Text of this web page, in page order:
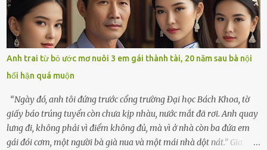
con đi biển hai ngày, để nó được ngắm sóng, nghịch cát. Về chắc nó
sẽ kể cho em nghe cả tuần không hết chuyện.” – Ông Minh cười
hiền, vuốt tóc vợ. Bà Hạnh nhìn chồng và con gái ríu rít chuẩn bị mà
lòng cũng rộn ràng. Bà vốn ít có dịp đi xa vì còn bận buôn bán ở chợ,
nên lần này cũng đành ở nhà. Thảo ôm chầm lấy mẹ trước khi đi:
“Con sẽ nhặt thật nhiều vỏ sò cho mẹ nhé!” Chiếc xe khách lăn
bánh rời khỏi bến...
Anh trai từ bỏ ước mơ nuôi 3 em gái thành tài, 20 năm sau bà nội
hối hận quá muộn
“Ngày đó, anh tôi đứng trước cổng trường Đại học Bách Khoa, tờ
giấy báo trúng tuyển còn chưa kịp nhàu, nước mắt đã rơi. Anh quay
lưng đi, không phải vì điểm không đủ, mà vì ở nhà còn ba đứa em
gái đói cơm, một người bà già nua và một mái nhà dột nát.” Gia